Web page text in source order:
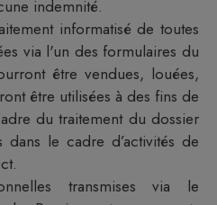
indemnité.
informatisé de toutes
via l'un des formulaires du
être vendues, louées,
être utilisées à des fins de
du traitement du dossier
le cadre d’activités de
transmises via le